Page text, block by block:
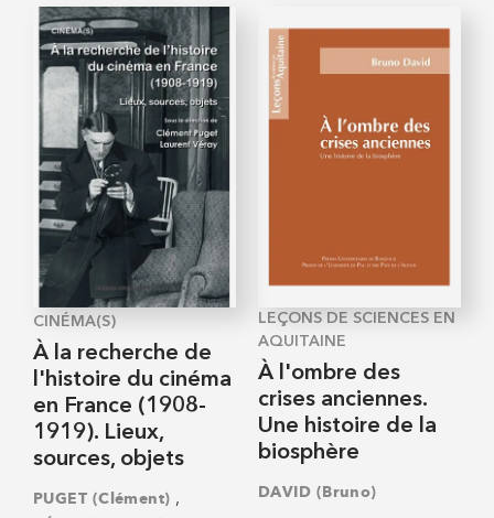
CINÉMA(S)
À la recherche de
l'histoire du cinéma
en France (1908-
1919). Lieux,
sources, objets
PUGET (Clément) ,
LEÇONS DE SCIENCES EN
AQUITAINE
À l'ombre des
crises anciennes.
Une histoire de la
biosphère
DAVID (Bruno)